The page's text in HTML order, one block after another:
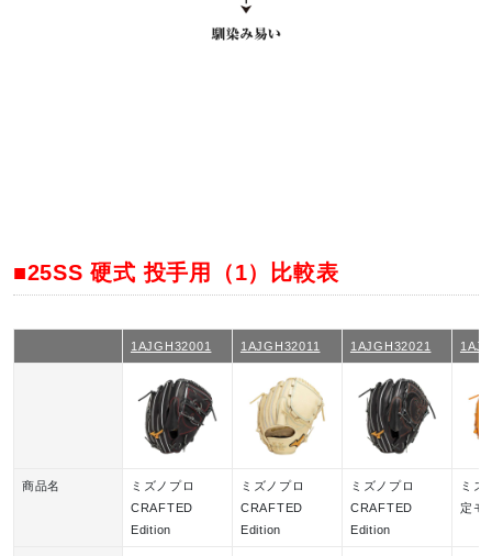
■25SS 硬式 投手用（1）比較表
1AJGH32001 1AJGH32011 1AJGH32021
商品名
ミズノプロ
CRAFTED
Edition
ミズノプロ
CRAFTED
Edition
ミズノプロ
CRAFTED
Edition
ミズ
定モ